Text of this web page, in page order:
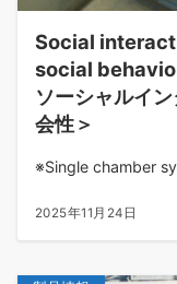
Social
social
ソーシャルイ
会性＞
※Single chamber
2025年11月24日